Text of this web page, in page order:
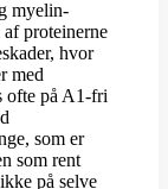
myelin-
proteinerne
hvor
med
ofte på A1-fri
som er
som rent
på selve